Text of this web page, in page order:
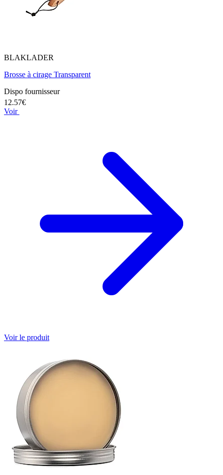
BLAKLADER
Brosse à cirage Transparent
Dispo fournisseur
12.57€
Voir
Voir le produit